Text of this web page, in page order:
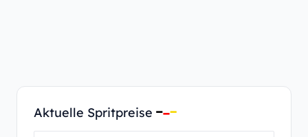
Aktuelle Spritpreise